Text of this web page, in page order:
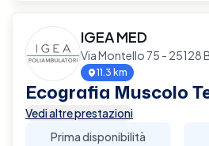
IGEA MED
Via Montello 75 - 25128
11.3 km
Ecografia Muscolo
Vedi altre prestazioni
Prima disponibilità